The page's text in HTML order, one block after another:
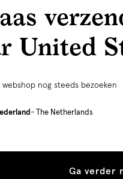
United
nog steeds bezoeken
- The Netherlands
Ga verder